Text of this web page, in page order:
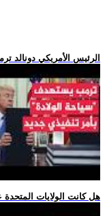
.. الرئيس الأمريكي دونالد
.. هل كانت الولايات المتحدة